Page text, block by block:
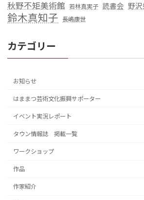
秋野不矩美術館 若林真実子 読書会 野
鈴木真知子 長嶋康世
カテゴリー
お知らせ
はままつ芸術文化振興サポーター
イベント実況レポート
タウン情報誌 掲載一覧
ワークショップ
作品
作家紹介